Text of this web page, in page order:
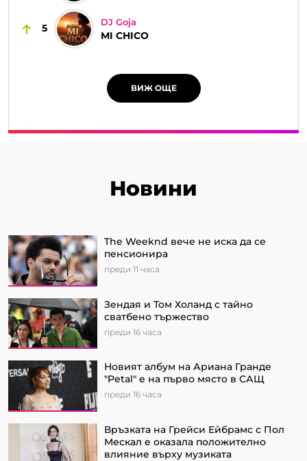
5
DJ Goja
MI CHICO
ВИЖ ОЩЕ
Новини
The Weeknd вече не иска да се
пенсионира
преди 11 часа
Зендая и Том Холанд с тайно
сватбено тържество
преди 16 часа
Новият албум на Ариана Гранде
"Petal" e на първо място в САЩ
преди 16 часа
Връзката на Грейси Ейбрамс с Пол
Мескал е оказала положително
влияние върху музиката